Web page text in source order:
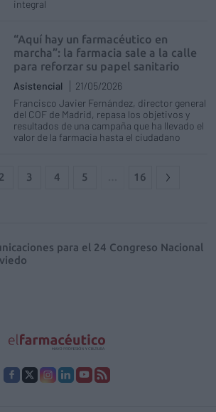
integral
“Aquí hay un farmacéutico en
marcha”: la farmacia sale a la calle
para reforzar su papel sanitario
Asistencial
21/05/2026
Francisco Javier Fernández, director general
del COF de Madrid, repasa los objetivos y
resultados de una campaña que ha llevado el
valor de la farmacia hasta el ciudadano
2 3 4 5 16
para el 24 Congreso Nacional